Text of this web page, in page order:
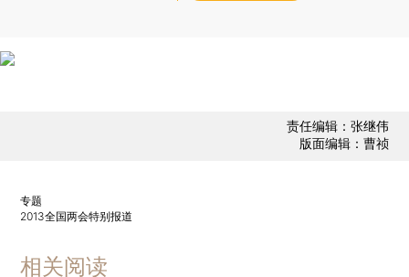
责任编辑：张继伟
版面编辑：曹祯
专题
2013全国两会特别报道
相关阅读